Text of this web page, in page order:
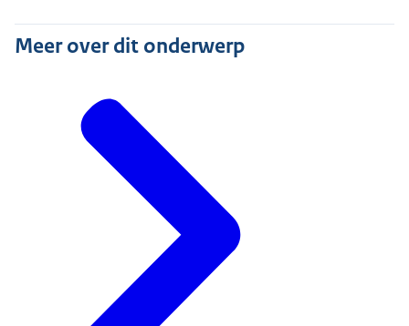
Meer over dit onderwerp